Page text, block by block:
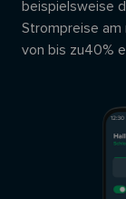
beispielsweise
Strompreise am
von bis zu40%